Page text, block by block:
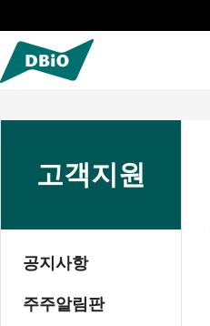
고객지원
공지사항
주주알림판